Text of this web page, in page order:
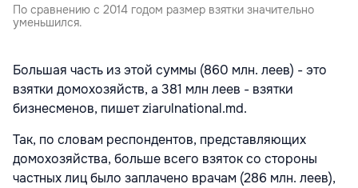
По сравнению с 2014 годом размер взятки значительно
уменьшился.
Большая часть из этой суммы (860 млн. леев) - это
взятки домохозяйств, а 381 млн леев - взятки
бизнесменов, пишет ziarulnational.md.
Так, по словам респондентов, представляющих
домохозяйства, больше всего взяток со стороны
частных лиц было заплачено врачам (286 млн. леев),